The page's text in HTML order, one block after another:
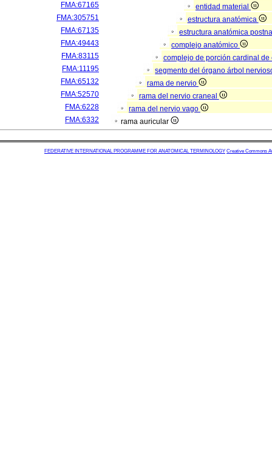
FMA:67165
entidad material
FMA:305751
estructura anatómica
FMA:67135
estructura anatómica
FMA:49443
complejo anatómico
FMA:83115
complejo de porción cardinal
FMA:11195
segmento del órgano árbol
FMA:65132
rama de nervio
FMA:52570
rama del nervio craneal
FMA:6228
rama del nervio vago
FMA:6332
rama auricular
FEDERATIVE INTERNATIONAL PROGRAMME FOR ANATOMICAL TERMINOLOGY Creative Commons